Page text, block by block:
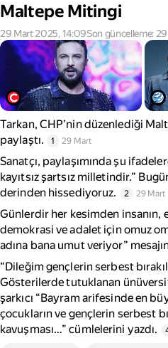
Maltepe Mitingi
29 Mart 2025, 14:09Son güncelleme:
Tarkan, CHP’nin düzenlediği
paylaştı.
1 29 Mart
Sanatçı, paylaşımında şu
kayıtsız şartsız milletindir.”
derinden hissediyoruz.
2 29 Mart
Günlerdir her kesimden insanın,
demokrasi ve adalet için omuz
adına bana umut veriyor”
“Dileğim gençlerin serbest
Gösterilerde tutuklanan
şarkıcı “Bayram arifesinde en
çocukların ve gençlerin serbest
kavuşması…” cümlelerini yazdı.